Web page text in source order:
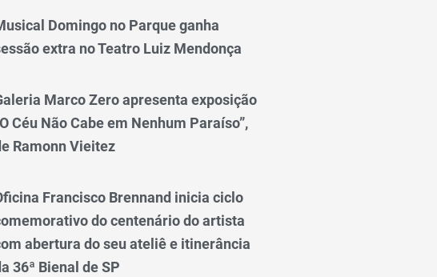
Domingo no Parque ganha
extra no Teatro Luiz Mendonça
Marco Zero apresenta exposição
Céu Não Cabe em Nenhum Paraíso”,
Ramonn Vieitez
Francisco Brennand inicia ciclo
do centenário do artista
abertura do seu ateliê e itinerância
36ª Bienal de SP